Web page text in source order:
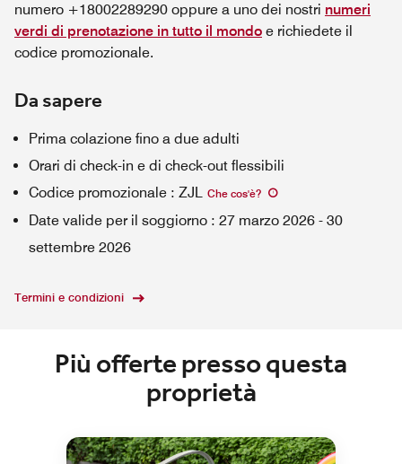
numero +18002289290 oppure a uno dei nostri numeri
verdi di prenotazione in tutto il mondo e richiedete il
codice promozionale.
Da sapere
Prima colazione fino a due adulti
Orari di check-in e di check-out flessibili
Codice promozionale : ZJL Che cos'è?
Date valide per il soggiorno : 27 marzo 2026 - 30
settembre 2026
Termini e condizioni
Più offerte presso questa
proprietà